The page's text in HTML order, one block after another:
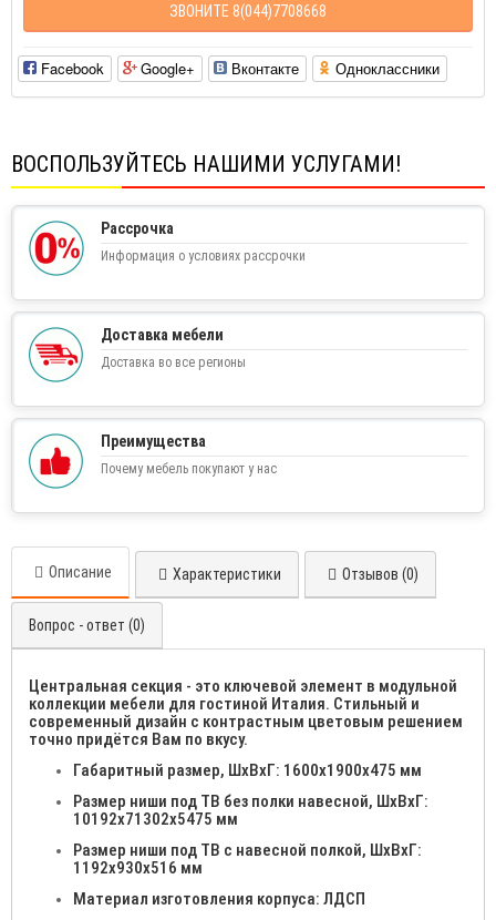
ЗВОНИТЕ 8(044)7708668
Facebook Google+ Вконтакте Одноклассники
ВОСПОЛЬЗУЙТЕСЬ НАШИМИ УСЛУГАМИ!
Рассрочка
Информация о условиях рассрочки
Доставка мебели
Доставка во все регионы
Преимущества
Почему мебель покупают у нас
Описание Характеристики Отзывов (0)
Вопрос - ответ (0)
Центральная секция - это ключевой элемент в модульной
коллекции мебели для гостиной Италия. Стильный и
современный дизайн с контрастным цветовым решением
точно придётся Вам по вкусу.
Габаритный размер, ШхВхГ: 1600х1900х475 мм
Размер ниши под ТВ без полки навесной, ШхВхГ:
10192х71302х5475 мм
Размер ниши под ТВ с навесной полкой, ШхВхГ:
1192х930х516 мм
Материал изготовления корпуса: ЛДСП